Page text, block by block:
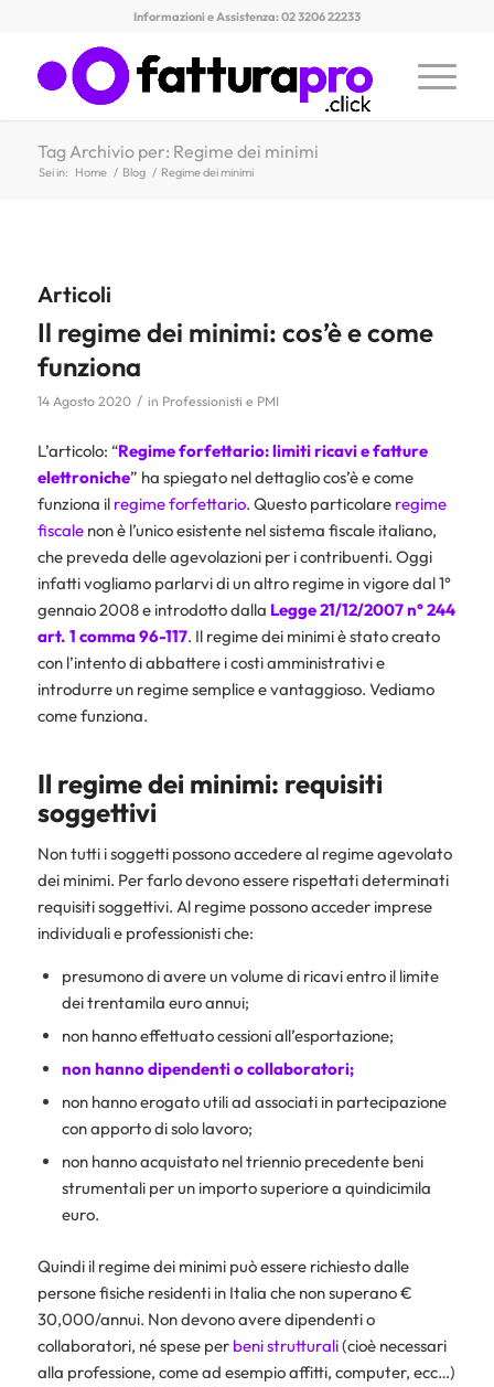
Informazioni e Assistenza: 02 3206 22233
Tag Archivio per: Regime dei minimi
Sei in: Home / Blog / Regime dei minimi
Articoli
Il regime dei minimi: cos’è e come
funziona
14 Agosto 2020 / in Professionisti e PMI
L’articolo: “Regime forfettario: limiti ricavi e fatture
elettroniche” ha spiegato nel dettaglio cos’è e come
funziona il regime forfettario. Questo particolare regime
fiscalenon è l’unico esistente nel sistema fiscale italiano,
che preveda delle agevolazioni per i contribuenti. Oggi
infatti vogliamo parlarvi di un altro regime in vigore dal 1°
gennaio 2008 e introdotto dalla Legge 21/12/2007 n° 244
art. 1 comma 96-117. Il regime dei minimi è stato creato
con l’intento di abbattere i costi amministrativi e
introdurre un regime semplice e vantaggioso. Vediamo
come funziona.
Il regime dei minimi: requisiti
soggettivi
Non tutti i soggetti possono accedere al regime agevolato
dei minimi. Per farlo devono essere rispettati determinati
requisiti soggettivi. Al regime possono acceder imprese
individuali e professionisti che:
presumono di avere un volume di ricavi entro il limite
dei trentamila euro annui;
non hanno effettuato cessioni all’esportazione;
non hanno dipendenti o collaboratori;
non hanno erogato utili ad associati in partecipazione
con apporto di solo lavoro;
non hanno acquistato nel triennio precedente beni
strumentali per un importo superiore a quindicimila
euro.
Quindi il regime dei minimi può essere richiesto dalle
persone fisiche residenti in Italia che non superano €
30,000/annui. Non devono avere dipendenti o
collaboratori, né spese perbeni strutturali(cioè necessari
alla professione, come ad esempio affitti, computer, ecc…)